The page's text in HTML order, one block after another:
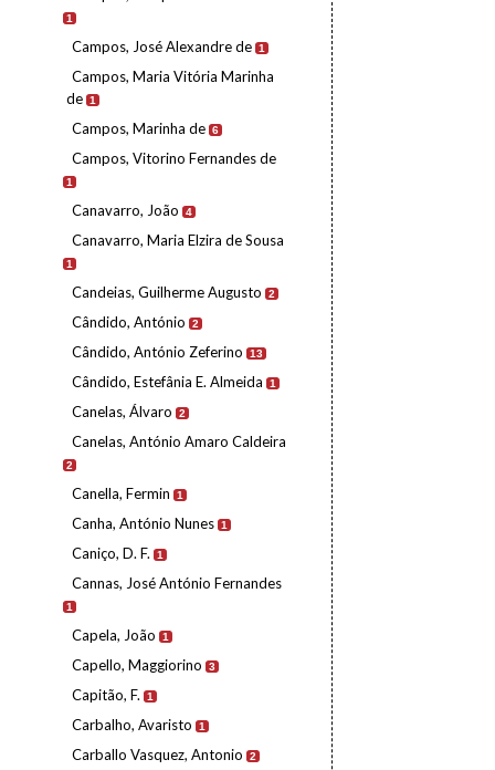
1
Campos, José Alexandre de 1
Campos, Maria Vitória Marinha
de 1
Campos, Marinha de 6
Campos, Vitorino Fernandes de
1
Canavarro, João 4
Canavarro, Maria Elzira de Sousa
1
Candeias, Guilherme Augusto 2
Cândido, António 2
Cândido, António Zeferino 13
Cândido, Estefânia E. Almeida 1
Canelas, Álvaro 2
Canelas, António Amaro Caldeira
2
Canella, Fermin 1
Canha, António Nunes 1
Caniço, D. F. 1
Cannas, José António Fernandes
1
Capela, João 1
Capello, Maggiorino 3
Capitão, F. 1
Carbalho, Avaristo 1
Carballo Vasquez, Antonio 2